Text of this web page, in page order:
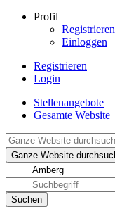
Profil
Registrieren
Einloggen
Registrieren
Login
Stellenangebote
Gesamte Website